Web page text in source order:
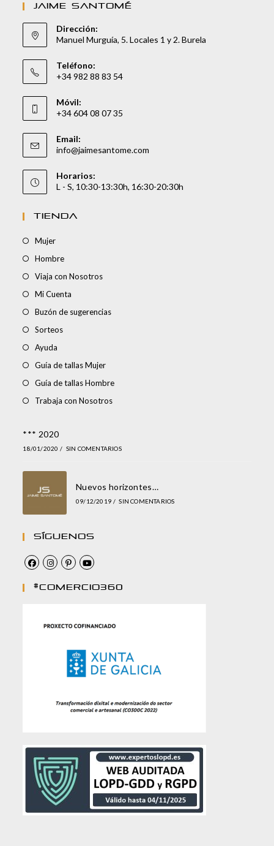
JAIME SANTOMÉ
Dirección:
Manuel Murguía, 5. Locales 1 y 2. Burela
Teléfono:
+34 982 88 83 54
Móvil:
+34 604 08 07 35
Email:
info@jaimesantome.com
Horarios:
L - S, 10:30-13:30h, 16:30-20:30h
TIENDA
Mujer
Hombre
Viaja con Nosotros
Mi Cuenta
Buzón de sugerencias
Sorteos
Ayuda
Guía de tallas Mujer
Guía de tallas Hombre
Trabaja con Nosotros
*** 2020
18/01/2020 / SIN COMENTARIOS
Nuevos horizontes…
09/12/2019 / SIN COMENTARIOS
Síguenos
#comercio360